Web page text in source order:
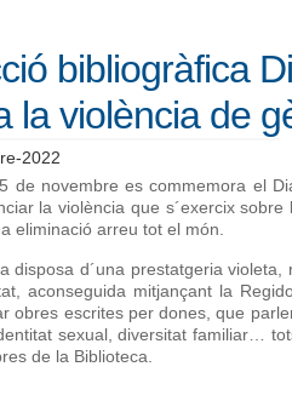
bibliogràfica
la violència de
2022
de novembre es commemora el
la violència que s´exercix
eliminació arreu tot el món.
disposa d´una prestatgeria
aconseguida mitjançant la
obres escrites per dones, que
sexual, diversitat familiar…
de la Biblioteca.